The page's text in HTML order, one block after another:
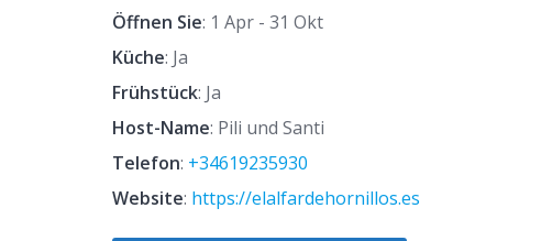
Öffnen Sie: 1 Apr - 31 Okt
Küche: Ja
Frühstück: Ja
Host-Name: Pili und Santi
Telefon: +34619235930
Website: https://elalfardehornillos.es